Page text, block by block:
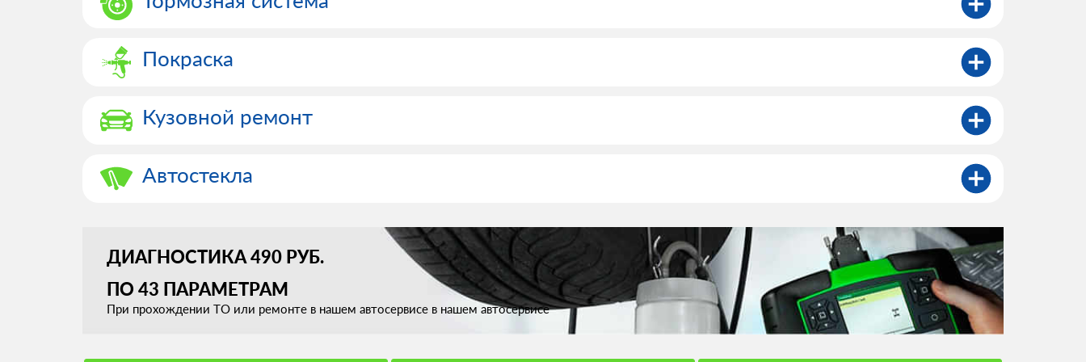
Покраска
Кузовной ремонт
Автостекла
ДИАГНОСТИКА 490 РУБ.
ПО 43 ПАРАМЕТРАМ
При прохождении ТО или ремонте в нашем автосервисе в нашем автосервисе